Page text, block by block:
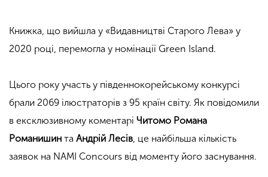
Книжка, що вийшла у «Видавництві Старого Лева» у
2020 році, перемогла у номінації Green Island.
Цього року участь у південнокорейському конкурсі
брали 2069 ілюстраторів з 95 країн світу. Як повідомили
в ексклюзивному коментарі Читомо Романа
Романишин та Андрій Лесів, це найбільша кількість
заявок на NAMI Concours від моменту його заснування.